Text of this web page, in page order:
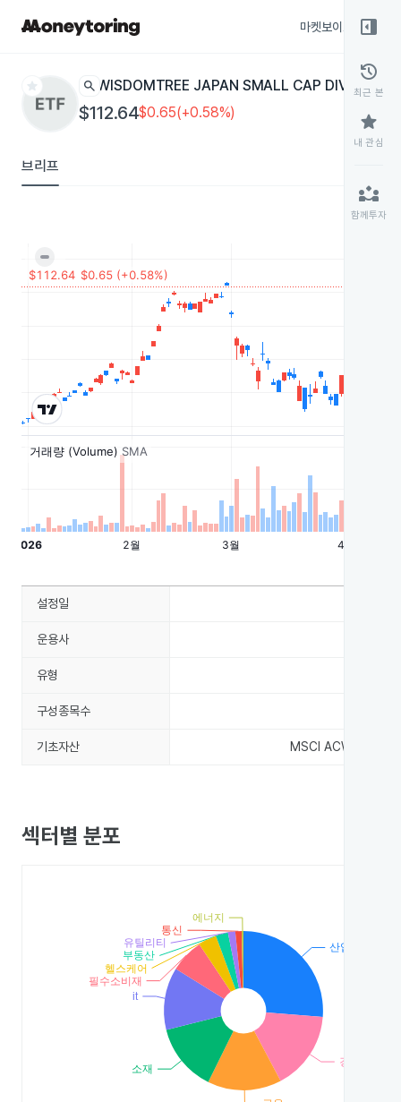
마켓보이스
star search WISDOMTREE JAPAN SMALL CAP DIVIDEND
$112.64$0.65(+0.58%)
브리프
right_panel_open
history
최근 본
star
내 관심
partner_exchange
함께투자